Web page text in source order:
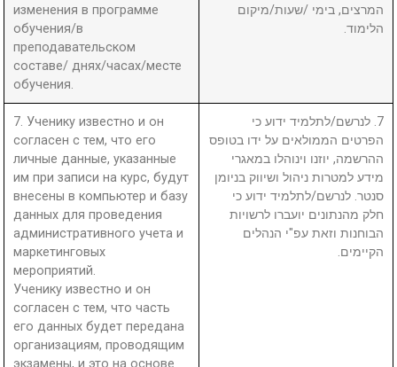
изменения в программе
обучения/в
преподавательском
составе/ днях/часах/месте
обучения.
המרצים, בימי /שעות/מיקום
הלימוד.
7. Ученику известно и он
согласен с тем, что его
личные данные, указанные
им при записи на курс, будут
внесены в компьютер и базу
данных для проведения
административного учета и
маркетинговых
мероприятий.
Ученику известно и он
согласен с тем, что часть
его данных будет передана
организациям, проводящим
экзамены, и это на основе
7. לנרשם/לתלמיד ידוע כי
הפרטים הממולאים על ידו בטופס
ההרשמה, יוזנו וינוהלו במאגרי
מידע למטרות ניהול ושיווק בניומן
סנטר. לנרשם/לתלמיד ידוע כי
חלק מהנתונים יועברו לרשויות
הבוחנות וזאת עפ"י הנהלים
הקיימים.